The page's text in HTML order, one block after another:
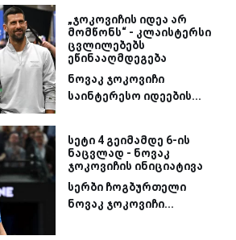
„ჯოკოვიჩის იდეა არ
მომწონს“ - კლაისტერსი
ცვლილებებს
ეწინააღმდეგება
ნოვაკ ჯოკოვიჩი
საინტერესო იდეების...
სეტი 4 გეიმამდე 6-ის
ნაცვლად - ნოვაკ
ჯოკოვიჩის ინიციატივა
სერბი ჩოგბურთელი
ნოვაკ ჯოკოვიჩი...